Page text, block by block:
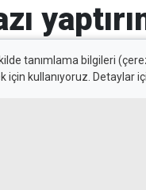
tanımlama bilgileri
için kullanıyoruz. Detaylar